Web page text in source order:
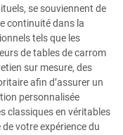
se souviennent de
continuité dans la
tels que les
de tables de carrom
sur mesure, des
afin d’assurer un
personnalisée
classiques en véritables
votre expérience du